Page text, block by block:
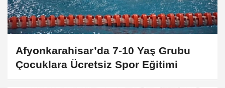
Afyonkarahisar’da 7-10 Yaş Grubu
Çocuklara Ücretsiz Spor Eğitimi